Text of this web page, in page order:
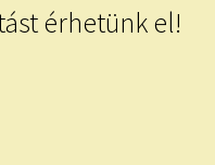
érhetünk el!